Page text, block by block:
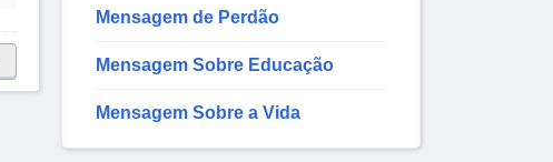
Mensagem de Perdão
Mensagem Sobre Educação
Mensagem Sobre a Vida